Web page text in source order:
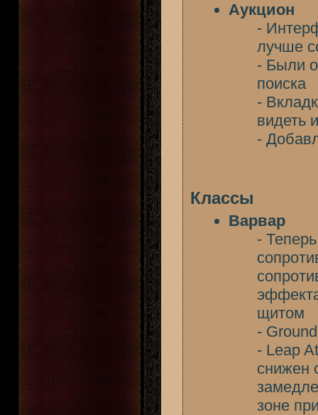
Аукцион
-
лучше
- Были
поиска
-
видеть
-
Классы
Варвар
-
щитом
-
- Leap
снижен
зоне